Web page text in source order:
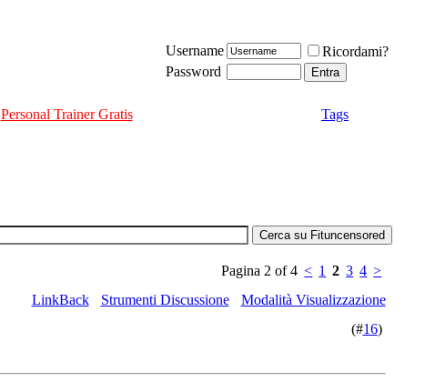
Username
Ricordami?
Password
Personal Trainer Gratis Tags
Pagina 2 of 4 < 1 2 3 4 >
LinkBack
Strumenti Discussione
Modalità Visualizzazione
(#16)